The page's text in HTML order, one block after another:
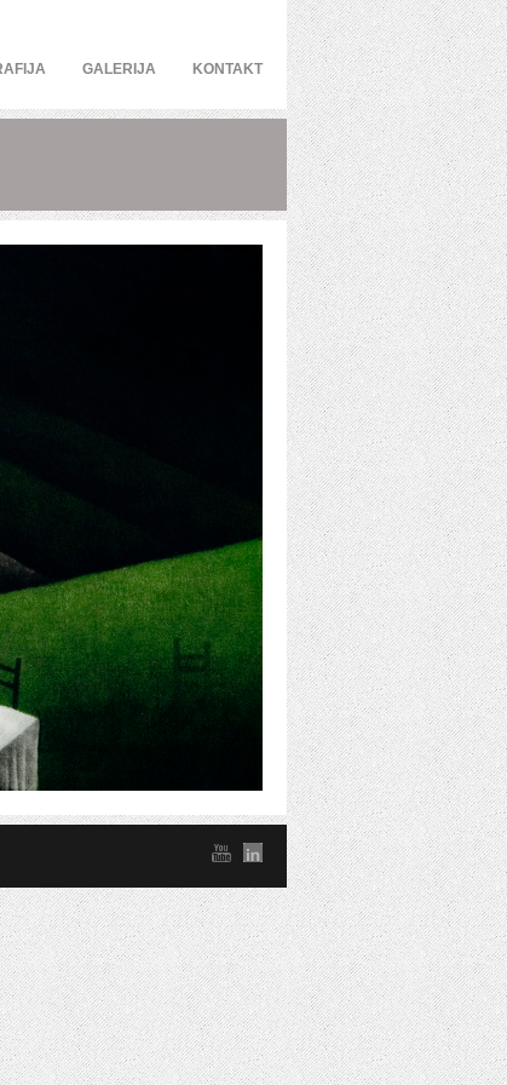
GALERIJA KONTAKT